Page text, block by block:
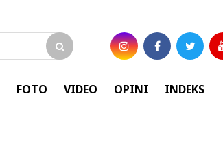
FOTO VIDEO OPINI INDEKS